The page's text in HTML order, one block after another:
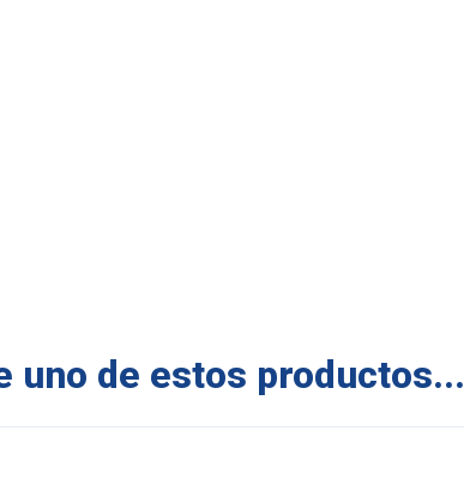
de estos productos...